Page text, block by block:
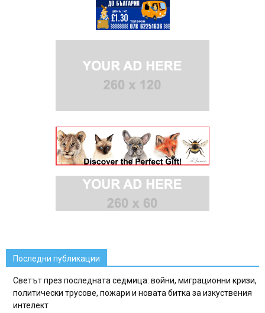
Последни публикации
Светът през последната седмица: войни, миграционни кризи,
политически трусове, пожари и новата битка за изкуствения
интелект